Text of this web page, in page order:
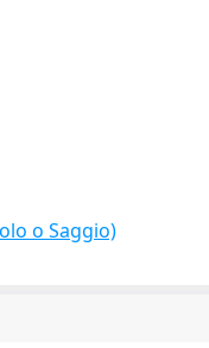
o Saggio)